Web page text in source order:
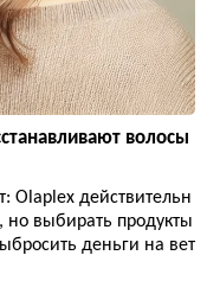
волосы
Olaplex действительн
но выбирать продукты
деньги на вет